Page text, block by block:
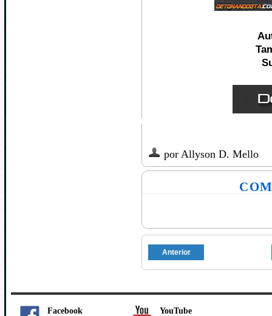
por Allyson D. Mello
Anterior
Facebook YouTube